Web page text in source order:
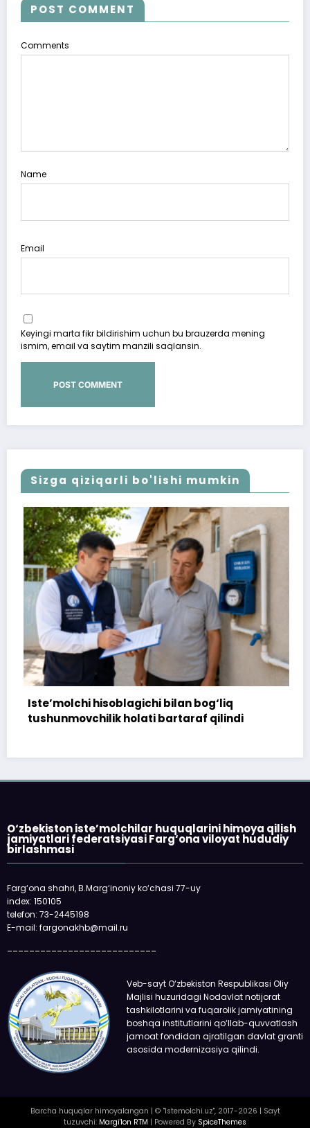
POST COMMENT
Comments
Name
Email
Keyingi marta fikr bildirishim uchun bu brauzerda mening
ismim, email va saytim manzili saqlansin.
Sizga qiziqarli bo'lishi mumkin
bilan bog‘liq
bartaraf qilindi
172 million so‘m
topshirilmadi…
O‘zbekiston iste’molchilar huquqlarini himoya qilish
jamiyatlari federatsiyasi Farg‘ona viloyat hududiy
birlashmasi
Farg‘ona shahri, B.Marg‘inoniy ko‘chasi 77-uy
index: 150105
telefon: 73-2445198
E-mail: fargonakhb@mail.ru
Veb-sayt O‘zbekiston Respublikasi Oliy
Majlisi huzuridagi Nodavlat notijorat
tashkilotlarini va fuqarolik jamiyatining
boshqa institutlarini qo‘llab-quvvatlash
jamoat fondidan ajratilgan davlat granti
asosida modernizasiya qilindi.
Barcha huquqlar himoyalangan | © "Istemolchi.uz", 2017-2026 | Sayt
tuzuvchi: Margi'lon RTM | Powered By SpiceThemes